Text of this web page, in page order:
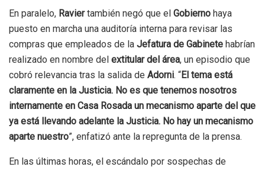
En paralelo, Raviertambién negó que el Gobierno haya
puesto en marcha una auditoría interna para revisar las
compras que empleados de la Jefatura de Gabinete habrían
realizado en nombre del extitular del área, un episodio que
cobró relevancia tras la salida de Adorni. “El tema está
claramente en la Justicia. No es que tenemos nosotros
internamente en Casa Rosada un mecanismo aparte del que
ya está llevando adelante la Justicia. No hay un mecanismo
aparte nuestro”, enfatizó ante la repregunta de la prensa.
En las últimas horas, el escándalo por sospechas de